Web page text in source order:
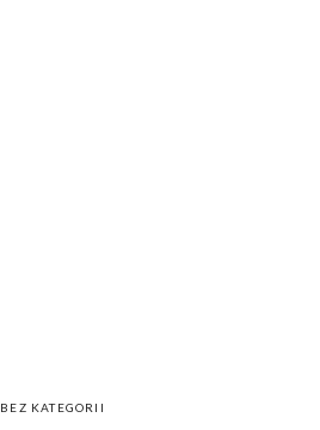
BEZ KATEGORII